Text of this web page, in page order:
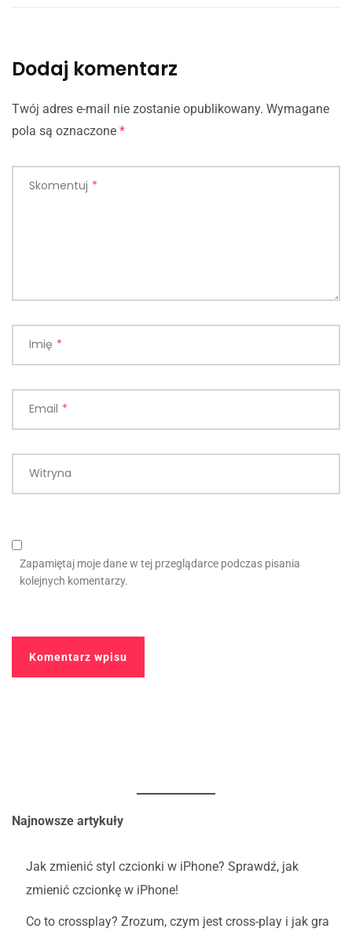
Dodaj komentarz
Twój adres e-mail nie zostanie opublikowany. Wymagane
pola są oznaczone *
Skomentuj *
Imię *
Email *
Witryna
Zapamiętaj moje dane w tej przeglądarce podczas pisania
kolejnych komentarzy.
Najnowsze artykuły
Jak zmienić styl czcionki w iPhone? Sprawdź, jak
zmienić czcionkę w iPhone!
Co to crossplay? Zrozum, czym jest cross-play i jak gra